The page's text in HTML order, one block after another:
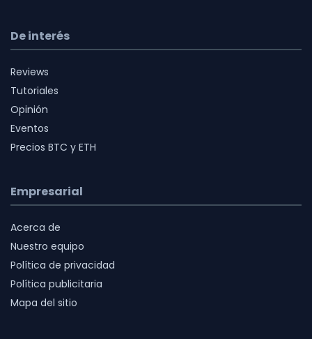
De interés
Reviews
Tutoriales
Opinión
Eventos
Precios BTC y ETH
Empresarial
Acerca de
Nuestro equipo
Política de privacidad
Política publicitaria
Mapa del sitio